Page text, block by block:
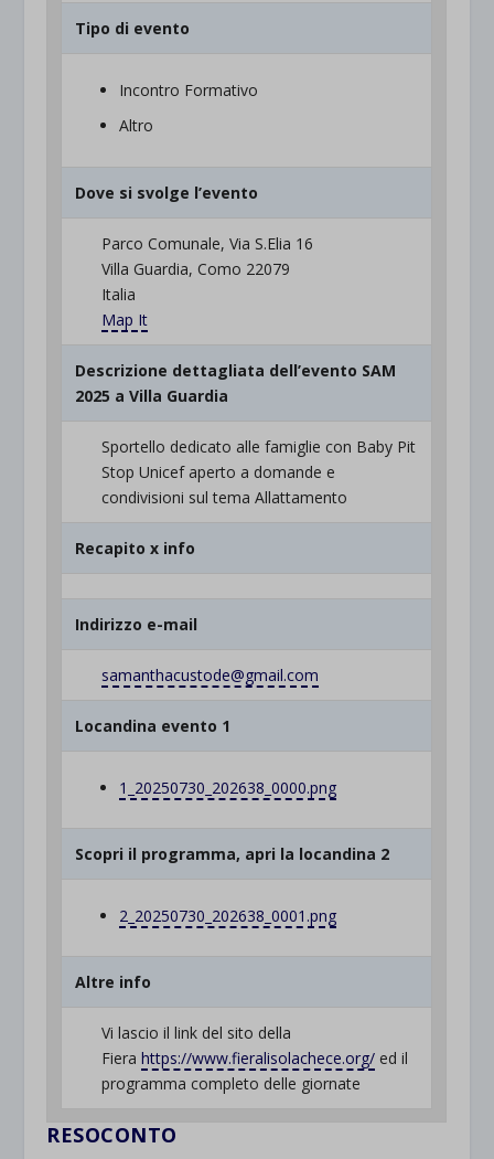
Tipo di evento
Incontro Formativo
Altro
Dove si svolge l’evento
Parco Comunale, Via S.Elia 16
Villa Guardia, Como 22079
Italia
Map It
Descrizione dettagliata dell’evento SAM
2025 a Villa Guardia
Sportello dedicato alle famiglie con Baby Pit
Stop Unicef aperto a domande e
condivisioni sul tema Allattamento
Recapito x info
Indirizzo e-mail
samanthacustode@gmail.com
Locandina evento 1
1_20250730_202638_0000.png
Scopri il programma, apri la locandina 2
2_20250730_202638_0001.png
Altre info
Vi lascio il link del sito della
Fierahttps://www.fieralisolachece.org/ ed il
programma completo delle giornate
RESOCONTO